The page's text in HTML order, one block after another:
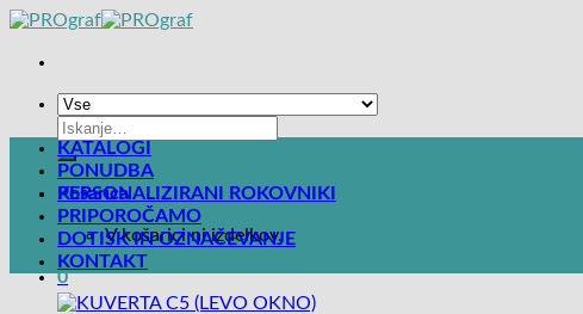
Skoči
vsebino
Išči:
Košarica0
V košarici ni izdelkov.
0
KATALOGI
PONUDBA
PERSONALIZIRANI ROKOVNIKI
PRIPOROČAMO
DOTISK IN OZNAČEVANJE
KONTAKT